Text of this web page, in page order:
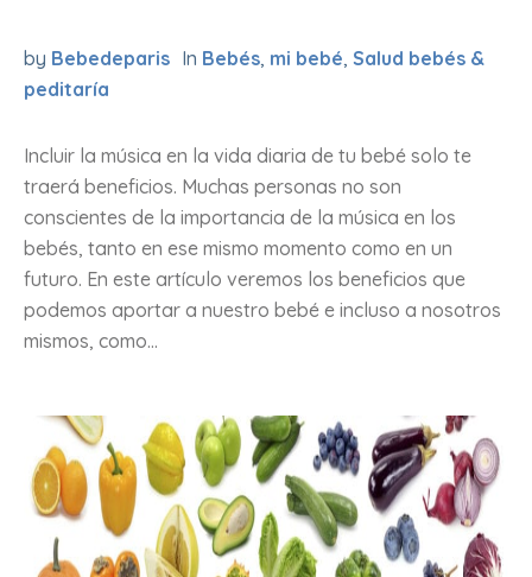
by Bebedeparis In Bebés, mi bebé, Salud bebés &
peditaría
Incluir la música en la vida diaria de tu bebé solo te
traerá beneficios. Muchas personas no son
conscientes de la importancia de la música en los
bebés, tanto en ese mismo momento como en un
futuro. En este artículo veremos los beneficios que
podemos aportar a nuestro bebé e incluso a nosotros
mismos, como...